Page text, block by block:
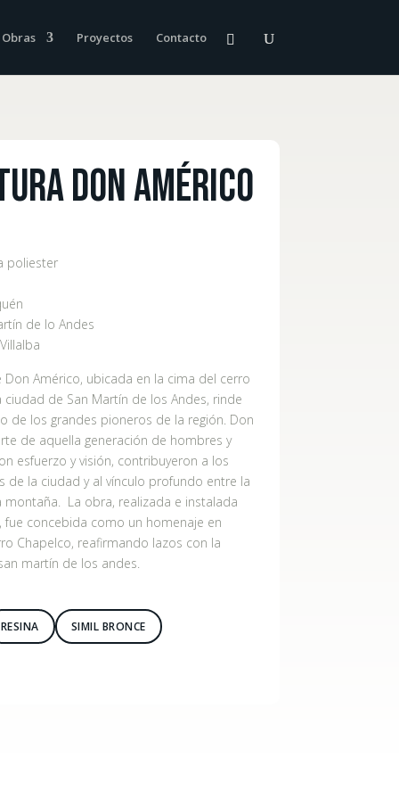
Obras Proyectos Contacto
Don Américo
poliester
de lo Andes
Don Américo, ubicada en la cima del cerro
ciudad de San Martín de los Andes, rinde
de los grandes pioneros de la región. Don
de aquella generación de hombres y
esfuerzo y visión, contribuyeron a los
de la ciudad y al vínculo profundo entre la
montaña. La obra, realizada e instalada
fue concebida como un homenaje en
Chapelco, reafirmando lazos con la
martín de los andes.
RESINA SIMIL BRONCE